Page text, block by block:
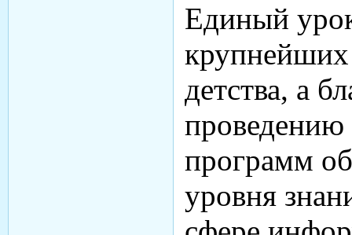
Единый
детства, а
проведению
программ
уровня